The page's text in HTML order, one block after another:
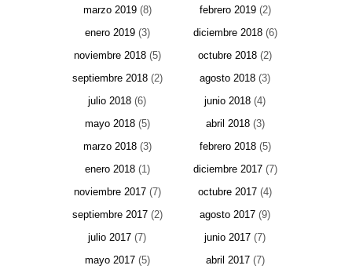
marzo 2019(8) febrero 2019(2)
enero 2019(3) diciembre 2018(6)
noviembre 2018(5) octubre 2018 (2)
septiembre 2018(2) agosto 2018 (3)
julio 2018 (6) junio 2018 (4)
mayo 2018(5) abril 2018(3)
marzo 2018(3) febrero 2018(5)
enero 2018(1) diciembre 2017(7)
noviembre 2017(7) octubre 2017 (4)
septiembre 2017(2) agosto 2017 (9)
julio 2017 (7) junio 2017 (7)
mayo 2017(5) abril 2017(7)